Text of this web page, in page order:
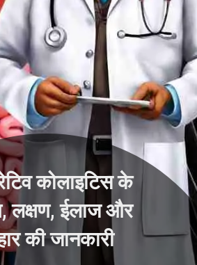
कोलाइटिस के
लक्षण, ईलाज और
की जानकारी